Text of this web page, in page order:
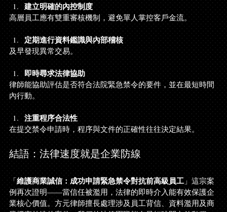
建立明確的內控制度
高層員工應有雙重審核機制，避免單人掌控客戶金流。
定期進行資料鑑識與內部稽核
及早發現異常交易。
即時尋求法律協助
律師能協助評估是否符合法院緊急禁令的要件，並在最短時間
內行動。
注重程序合法性
在提交禁令申請時，程序與文件的正確性往往決定結果。
結語：法律速度就是企業防線
「維護商業誠信：成功申請緊急禁令對抗前高級員工」這宗案
例再次證明——當信任被濫用，法律的即時介入能有效保護企
業核心價值。方元律師擅長處理涉及員工背信、資料濫用及商